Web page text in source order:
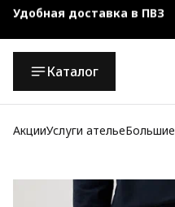
Чехол-кофр в подарок
Каталог
АкцииУслуги ателье